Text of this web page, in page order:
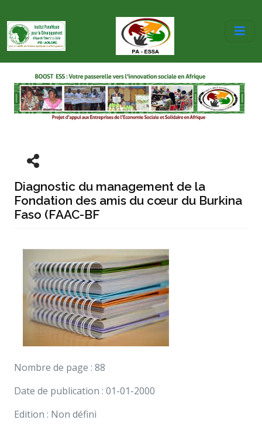
Diagnostic du management de la
Fondation des amis du cœur du Burkina
Faso (FAAC-BF
Nombre de page : 88
Date de publication : 01-01-2000
Edition : Non défini